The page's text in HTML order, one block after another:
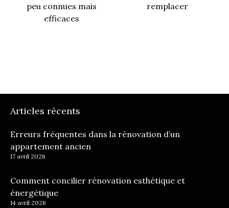
peu connues mais
efficaces
remplacer
Articles récents
Erreurs fréquentes dans la rénovation d’un
appartement ancien
17 avril 2026
Comment concilier rénovation esthétique et
énergétique
14 avril 2026